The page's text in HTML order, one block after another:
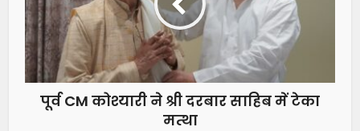
पूर्व CM कोश्यारी ने श्री दरबार साहिब में टेका
मत्था